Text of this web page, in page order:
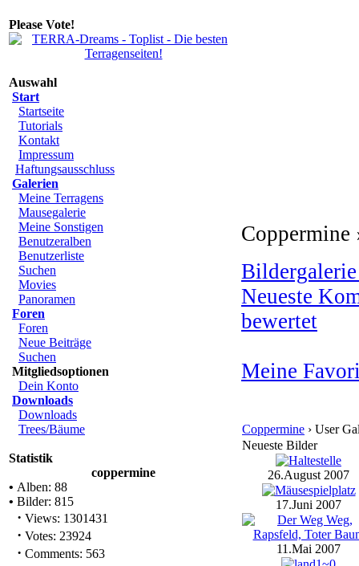
Please Vote!
Auswahl
Start
Startseite
Tutorials
Kontakt
Impressum
Haftungsausschluss
Galerien
Meine Terragens
Mausegalerie
Meine Sonstigen
Benutzeralben
Benutzerliste
Suchen
Movies
Panoramen
Foren
Foren
Neue Beiträge
Suchen
Mitgliedsoptionen
Dein Konto
Downloads
Downloads
Trees/Bäume
Statistik
coppermine
• Alben: 88
• Bilder: 815
· Views: 1301431
· Votes: 23924
· Comments: 563
Coppermine
Neueste
bewertet
Meine
Coppermine › User
Neueste Bilder
26.August 2007
17.Juni 2007
11.Mai 2007